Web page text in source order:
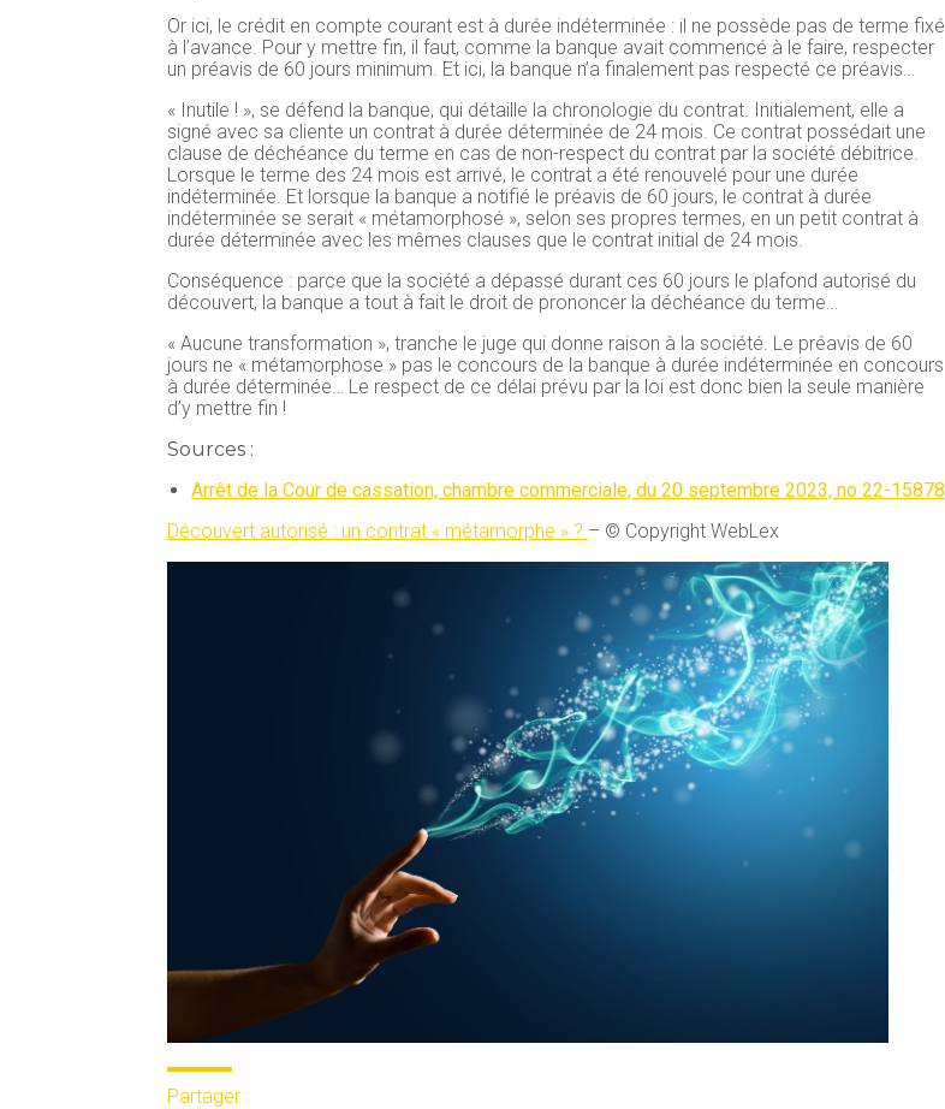
Or ici, le crédit en compte courant est à durée indéterminée : il ne possède pas de terme fixé
à l’avance. Pour y mettre fin, il faut, comme la banque avait commencé à le faire, respecter
un préavis de 60 jours minimum. Et ici, la banque n’a finalement pas respecté ce préavis…
« Inutile ! », se défend la banque, qui détaille la chronologie du contrat. Initialement, elle a
signé avec sa cliente un contrat à durée déterminée de 24 mois. Ce contrat possédait une
clause de déchéance du terme en cas de non-respect du contrat par la société débitrice.
Lorsque le terme des 24 mois est arrivé, le contrat a été renouvelé pour une durée
indéterminée. Et lorsque la banque a notifié le préavis de 60 jours, le contrat à durée
indéterminée se serait « métamorphosé », selon ses propres termes, en un petit contrat à
durée déterminée avec les mêmes clauses que le contrat initial de 24 mois.
Conséquence : parce que la société a dépassé durant ces 60 jours le plafond autorisé du
découvert, la banque a tout à fait le droit de prononcer la déchéance du terme…
« Aucune transformation », tranche le juge qui donne raison à la société. Le préavis de 60
jours ne « métamorphose » pas le concours de la banque à durée indéterminée en concours
à durée déterminée… Le respect de ce délai prévu par la loi est donc bien la seule manière
d’y mettre fin !
Sources :
Arrêt de la Cour de cassation, chambre commerciale, du 20 septembre 2023, no 22-15878
Découvert autorisé : un contrat « métamorphe » ? – © Copyright WebLex
Partager :